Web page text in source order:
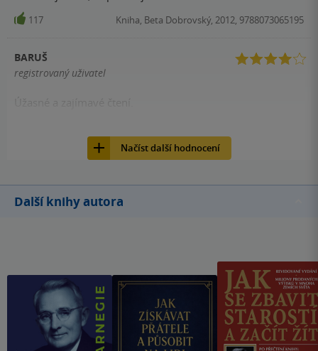
117 Kniha, Beta Dobrovský, 2012, 9788073065195
BARUŠ
registrovaný uživatel
Úžasné a zajímavé čtení.
Načíst další hodnocení
Další knihy autora